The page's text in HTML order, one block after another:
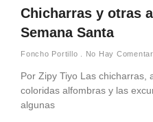
Chicharras y otras
Semana Santa
Foncho Portillo No Hay
Por Zipy Tiyo Las chicharras,
coloridas alfombras y las
algunas